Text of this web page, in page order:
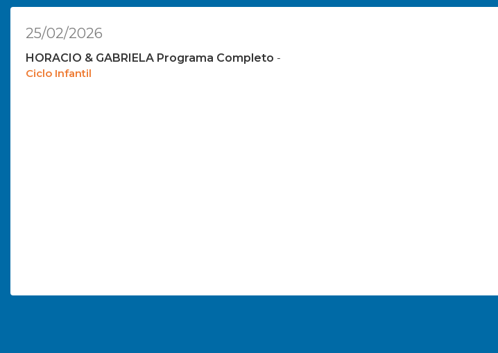
25/02/2026
HORACIO & GABRIELA Programa Completo -
Ciclo Infantil